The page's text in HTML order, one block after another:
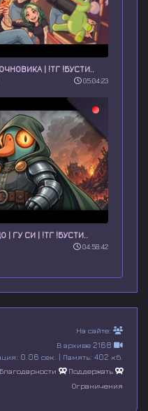
| !ТГ !БУСТИ..
05:04:23
| ГУ СИ | !ТГ !БУСТИ..
04:58:42
На сайте:
В архиве 2168
0.06 сек. | Память: 402 кб.
Благодарности
Поддержать
Ограничения